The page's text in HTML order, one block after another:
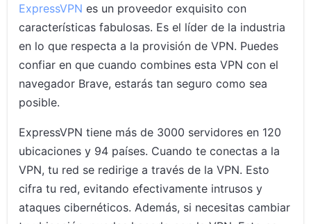
ExpressVPN es un proveedor exquisito con
características fabulosas. Es el líder de la industria
en lo que respecta a la provisión de VPN. Puedes
confiar en que cuando combines esta VPN con el
navegador Brave, estarás tan seguro como sea
posible.
ExpressVPN tiene más de 3000 servidores en 120
ubicaciones y 94 países. Cuando te conectas a la
VPN, tu red se redirige a través de la VPN. Esto
cifra tu red, evitando efectivamente intrusos y
ataques cibernéticos. Además, si necesitas cambiar